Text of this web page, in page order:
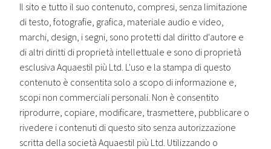
Il sito e tutto il suo contenuto, compresi, senza limitazione
di testo, fotografie, grafica, materiale audio e video,
marchi, design, i segni, sono protetti dal diritto d'autore e
di altri diritti di proprietà intellettuale e sono di proprietà
esclusiva Aquaestil più Ltd. L'uso e la stampa di questo
contenuto è consentita solo a scopo di informazione e,
scopi non commerciali personali. Non è consentito
riprodurre, copiare, modificare, trasmettere, pubblicare o
rivedere i contenuti di questo sito senza autorizzazione
scritta della società Aquaestil più Ltd. Utilizzando o